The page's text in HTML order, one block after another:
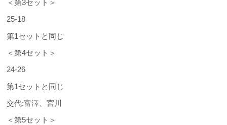
＜第3セット＞
25-18
第1セットと同じ
＜第4セット＞
24-26
第1セットと同じ
交代:富澤、宮川
＜第5セット＞